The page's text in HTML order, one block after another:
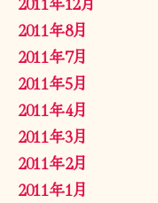
2011年8月
2011年7月
2011年5月
2011年4月
2011年3月
2011年2月
2011年1月